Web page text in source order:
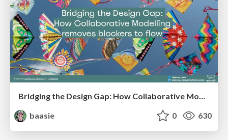
Bridging the Design Gap: How Collaborative Modelling removes blockers to flow between stakeholders and teams @FastFlow conf
baasie
0 630